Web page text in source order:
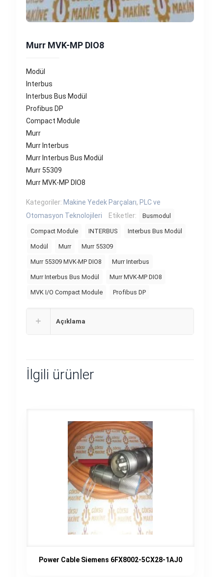
Murr MVK-MP DIO8
Modül
Interbus
Interbus Bus Modül
Profibus DP
Compact Module
Murr
Murr Interbus
Murr Interbus Bus Modül
Murr 55309
Murr MVK-MP DIO8
Kategoriler: Makine Yedek Parçaları, PLC ve
Otomasyon Teknolojileri
Etiketler: Busmodul
Compact Module INTERBUS Interbus Bus Modül
Modül Murr Murr 55309
Murr 55309 MVK-MP DIO8 Murr Interbus
Murr Interbus Bus Modül Murr MVK-MP DIO8
MVK I/O Compact Module Profibus DP
Açıklama
İlgili ürünler
Power Cable Siemens 6FX8002-5CX28-1AJ0